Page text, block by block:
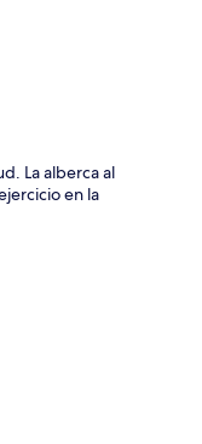
La alberca al
en la